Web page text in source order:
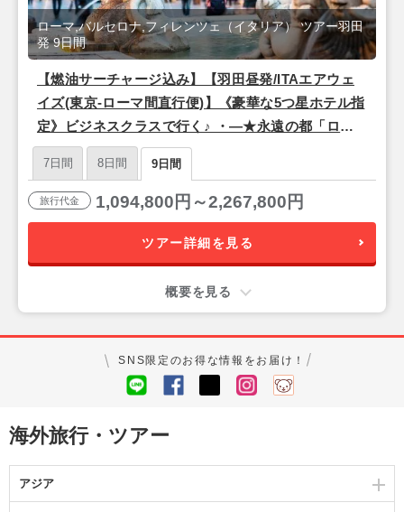
【燃油サーチャージ込み】【羽田昼発/ITAエアウェ
イズ(東京-ローマ間直行便)】《豪華な5つ星ホテル指
定》ビジネスクラスで行く♪ ・―★永遠の都「ロー
マ」×ルネサンスの中心地「フィレンツェ」×情熱の
街「バルセロナ」★―・9日間
ローマ,バルセロナ,フィレンツェ（イタリア） ツアー羽田
発 9日間
7日間 8日間 9日間
旅行代金 1,094,800円～2,267,800円
ツアー詳細を見る
概要を見る
SNS限定のお得な情報をお届け！
海外旅行・ツアー
アジア